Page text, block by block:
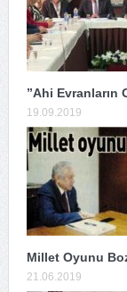
”Ahi Evranların
19.09.2019
Millet Oyunu
21.06.2019